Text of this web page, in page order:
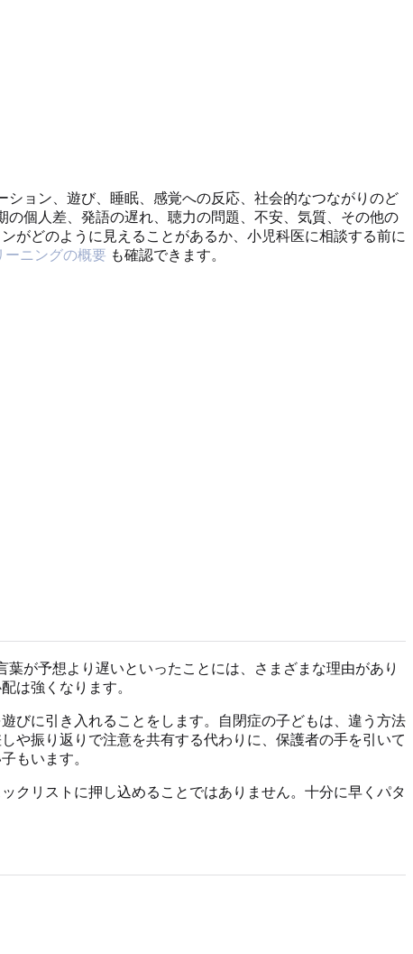
ョン、遊び、睡眠、感覚への反応、社会的なつながりのど
個人差、発語の遅れ、聴力の問題、不安、気質、その他の
がどのように見えることがあるか、小児科医に相談する前に
ーニングの概要 も確認できます。
が予想より遅いといったことには、さまざまな理由があり
は強くなります。
びに引き入れることをします。自閉症の子どもは、違う方法
や振り返りで注意を共有する代わりに、保護者の手を引いて
もいます。
クリストに押し込めることではありません。十分に早くパタ